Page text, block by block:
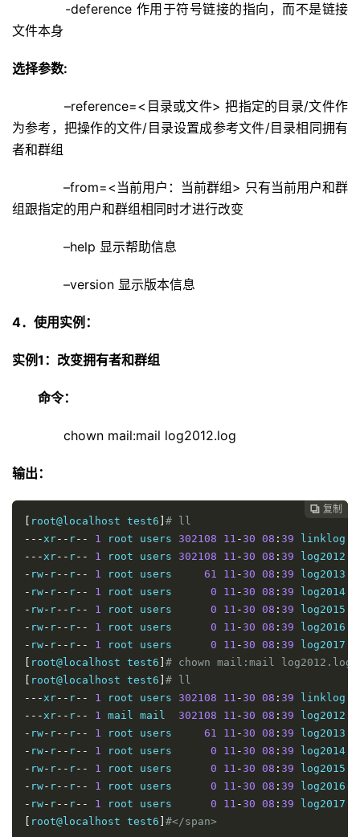
-deference 作用于符号链接的指向，而不是链接
文件本身
选择参数:
–reference=<目录或文件> 把指定的目录/文件作
为参考，把操作的文件/目录设置成参考文件/目录相同拥有
者和群组
–from=<当前用户：当前群组> 只有当前用户和群
组跟指定的用户和群组相同时才进行改变
–help 显示帮助信息
–version 显示版本信息
4．使用实例：
实例1：改变拥有者和群组
命令：
chown mail:mail log2012.log
输出：
 复制
root@localhost test6 # ll
---xr-- r-- 1 root users 302108 11 -30 08 : 39 linklog
---xr-- r-- 1 root users 302108 11 -30 08 : 39 log2012
- rw- r-- r-- 1 root users 61 11 -30 08 : 39 log2013
- rw- r-- r-- 1 root users 0 11 -30 08 : 39 log2014
- rw- r-- r-- 1 root users 0 11 -30 08 : 39 log2015
- rw- r-- r-- 1 root users 0 11 -30 08 : 39 log2016
- rw- r-- r-- 1 root users 0 11 -30 08 : 39 log2017
root@localhost test6 # chown mail:mail log2012.log
root@localhost test6 # ll
---xr-- r-- 1 root users 302108 11 -30 08 : 39 linklog
---xr-- r-- 1 mail mail 302108 11 -30 08 : 39 log2012
- rw- r-- r-- 1 root users 61 11 -30 08 : 39 log2013
- rw- r-- r-- 1 root users 0 11 -30 08 : 39 log2014
- rw- r-- r-- 1 root users 0 11 -30 08 : 39 log2015
- rw- r-- r-- 1 root users 0 11 -30 08 : 39 log2016
- rw- r-- r-- 1 root users 0 11 -30 08 : 39 log2017
root@localhost test6 #</span>